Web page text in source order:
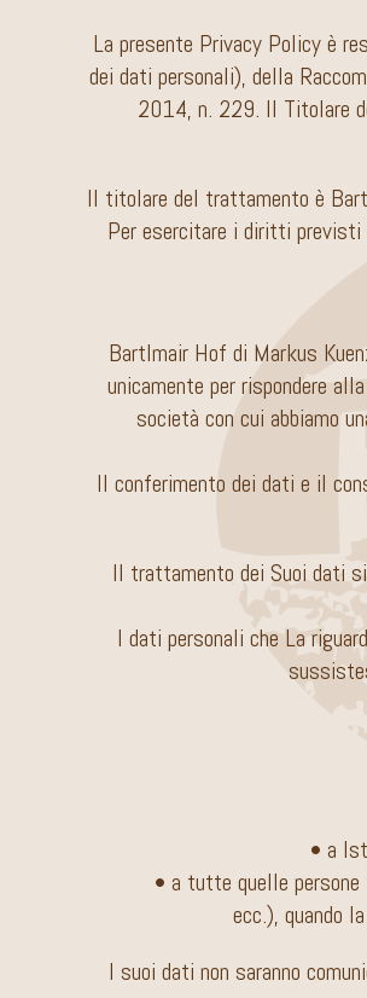
La presente Privacy Policy è
dei dati personali), della
2014, n. 229. Il Titolare
Il titolare del trattamento è
Per esercitare i diritti previsti
Bartlmair Hof di Markus
unicamente per rispondere
società con cui abbiamo
Il conferimento dei dati e il
Il trattamento dei Suoi dati
I dati personali che La
• a
• a tutte quelle
ecc.), quando
I suoi dati non saranno